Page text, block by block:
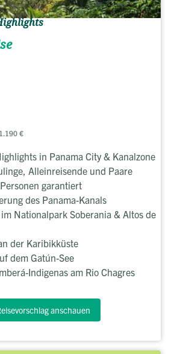
1.190 €
in Panama City & Kanalzone
Alleinreisende und Paare
garantiert
des Panama-Kanals
Nationalpark Soberania & Altos de
der Karibikküste
dem Gatún-See
Indigenas am Rio Chagres
anschauen